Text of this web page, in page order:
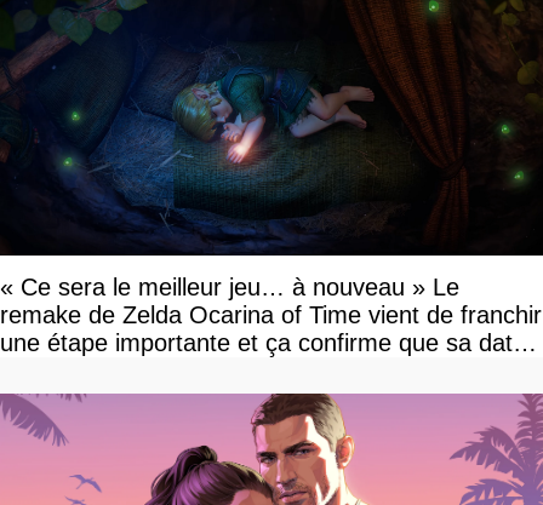
« Ce sera le meilleur jeu… à nouveau » Le
remake de Zelda Ocarina of Time vient de franchir
une étape importante et ça confirme que sa date